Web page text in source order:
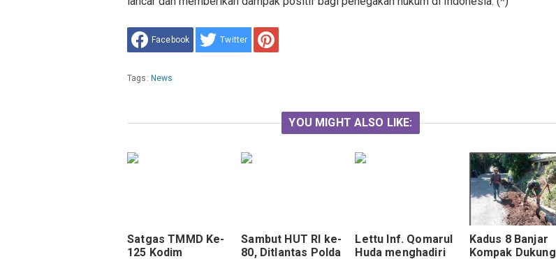
Facebook Twitter
Tags: News
YOU MIGHT ALSO LIKE:
Satgas TMMD Ke-
125 Kodim
Sambut HUT RI ke-
80, Ditlantas Polda
Lettu Inf. Qomarul
Huda menghadiri
Kadus 8 Banjar
Kompak Dukung